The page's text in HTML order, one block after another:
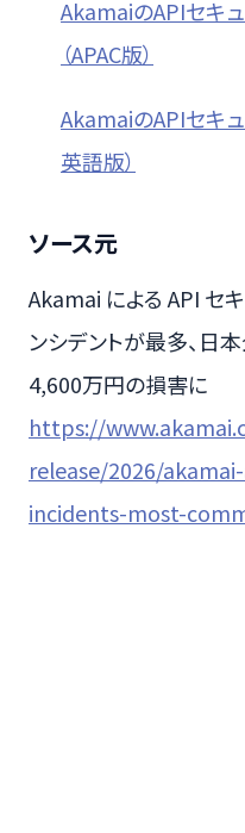
AkamaiのAPIセキ
（APAC版）
AkamaiのAPIセキュ
英語版）
ソース元
Akamai による API セ
ンシデントが最多、日
4,600万円の損害に
https://
release/2026/
incidents-most-